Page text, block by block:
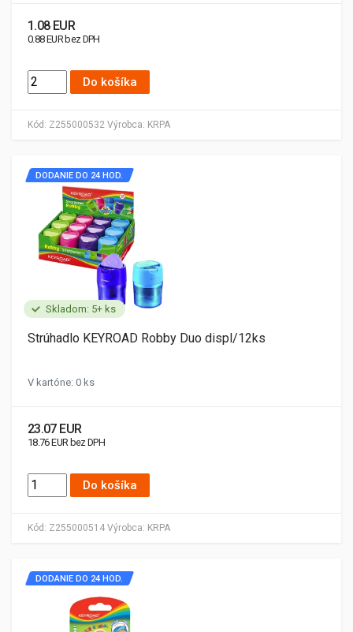
Kód: Z255000532 Výrobca: KRPA
1.08 EUR
0.88 EUR bez DPH
Do košíka
Skladom: 5+ ks
Kód: Z255000514 Výrobca: KRPA
DODANIE DO 24 HOD.
Strúhadlo KEYROAD Robby Duo displ/12ks
V kartóne: 0 ks
23.07 EUR
18.76 EUR bez DPH
Do košíka
DODANIE DO 24 HOD.